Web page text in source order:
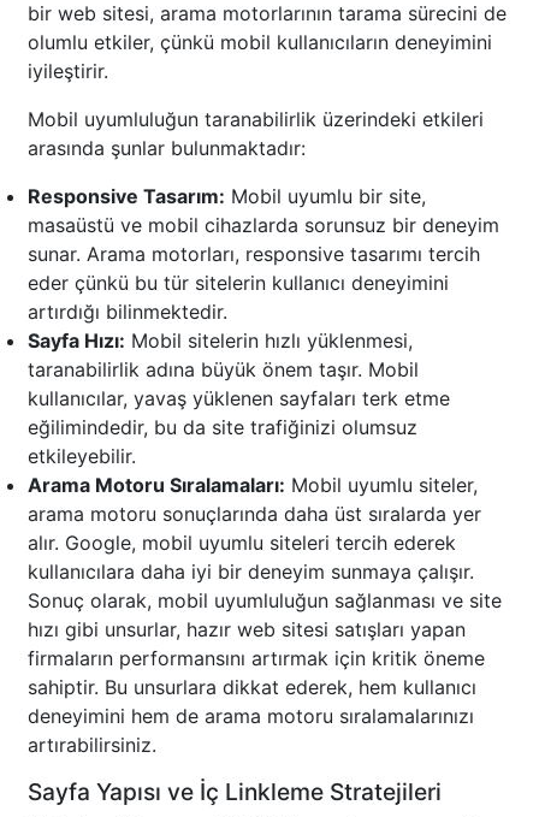
bir web sitesi, arama motorlarının tarama sürecini de
olumlu etkiler, çünkü mobil kullanıcıların deneyimini
iyileştirir.
Mobil uyumluluğun taranabilirlik üzerindeki etkileri
arasında şunlar bulunmaktadır:
Responsive Tasarım: Mobil uyumlu bir site,
masaüstü ve mobil cihazlarda sorunsuz bir deneyim
sunar. Arama motorları, responsive tasarımı tercih
eder çünkü bu tür sitelerin kullanıcı deneyimini
artırdığı bilinmektedir.
Sayfa Hızı: Mobil sitelerin hızlı yüklenmesi,
taranabilirlik adına büyük önem taşır. Mobil
kullanıcılar, yavaş yüklenen sayfaları terk etme
eğilimindedir, bu da site trafiğinizi olumsuz
etkileyebilir.
Arama Motoru Sıralamaları: Mobil uyumlu siteler,
arama motoru sonuçlarında daha üst sıralarda yer
alır. Google, mobil uyumlu siteleri tercih ederek
kullanıcılara daha iyi bir deneyim sunmaya çalışır.
Sonuç olarak, mobil uyumluluğun sağlanması ve site
hızı gibi unsurlar, hazır web sitesi satışları yapan
firmaların performansını artırmak için kritik öneme
sahiptir. Bu unsurlara dikkat ederek, hem kullanıcı
deneyimini hem de arama motoru sıralamalarınızı
artırabilirsiniz.
Sayfa Yapısı ve İç Linkleme Stratejileri